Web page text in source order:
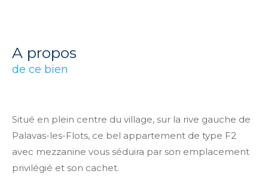
a propos
de ce bien
Situé en plein centre du village, sur la rive gauche de
Palavas-les-Flots, ce bel appartement de type F2
avec mezzanine vous séduira par son emplacement
privilégié et son cachet.